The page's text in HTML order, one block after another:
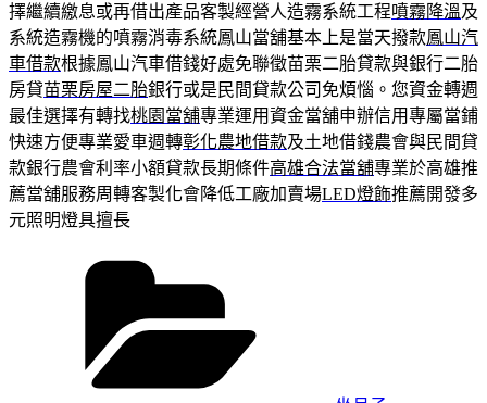
擇繼續繳息或再借出產品客製經營人造霧系統工程噴霧降溫及
系統造霧機的噴霧消毒系統鳳山當舖基本上是當天撥款鳳山汽
車借款根據鳳山汽車借錢好處免聯徵苗栗二胎貸款與銀行二胎
房貸苗栗房屋二胎銀行或是民間貸款公司免煩惱。您資金轉週
最佳選擇有轉找桃園當舖專業運用資金當舖申辦信用專屬當鋪
快速方便專業愛車週轉彰化農地借款及土地借錢農會與民間貸
款銀行農會利率小額貸款長期條件高雄合法當舖專業於高雄推
薦當舖服務周轉客製化會降低工廠加賣場LED燈飾推薦開發多
元照明燈具擅長